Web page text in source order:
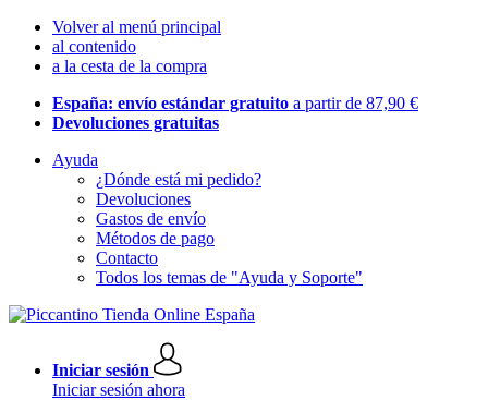
Volver al menú principal
al contenido
a la cesta de la compra
España: envío estándar gratuito a partir de 87,90 €
Devoluciones gratuitas
Ayuda
¿Dónde está mi pedido?
Devoluciones
Gastos de envío
Métodos de pago
Contacto
Todos los temas de "Ayuda y Soporte"
Iniciar sesión
Iniciar sesión ahora